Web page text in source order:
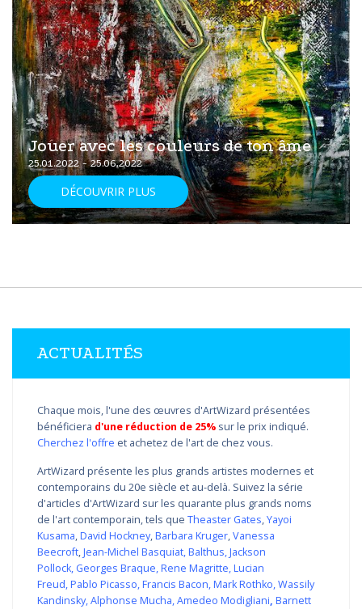
Jouer avec les couleurs de ton âme
25.01.2022 - 25.06.2022
DÉCOUVRIR PLUS
ACTUALITÉS
Chaque mois, l'une des œuvres d'ArtWizard présentées
bénéficiera d'une réduction de 25% sur le prix indiqué.
Cherchez l'offre et achetez de l'art de chez vous.
ArtWizard présente les plus grands artistes modernes et
contemporains du 20e siècle et au-delà. Suivez la série
d'articles d'ArtWizard sur les quarante plus grands noms
de l'art contemporain, tels que Theaster Gates,Yayoi
Kusama,David Hockney,Barbara Kruger,Vanessa
Beecroft,Jean-Michel Basquiat,Balthus,Jackson
Pollock, Georges Braque,Rene Magritte,Lucian
Freud,Pablo Picasso,Francis Bacon,Mark Rothko,Wassily
Kandinsky,Alphonse Mucha,Amedeo Modigliani, Barnett